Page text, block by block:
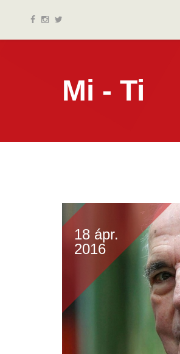
Mi - Ti
18 ápr.
2016